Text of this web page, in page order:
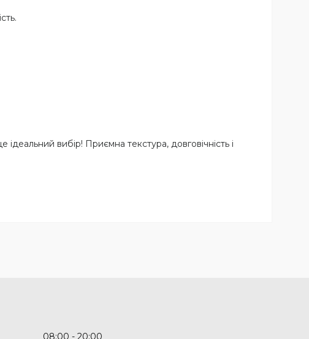
ідеальний вибір! Приємна текстура, довговічність і
08:00 20:00